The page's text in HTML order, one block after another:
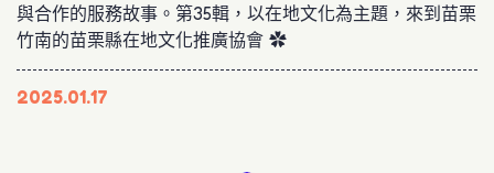
與合作的服務故事。第35輯，以在地文化為主題，來到苗栗
竹南的苗栗縣在地文化推廣協會 ✿
2025.01.17